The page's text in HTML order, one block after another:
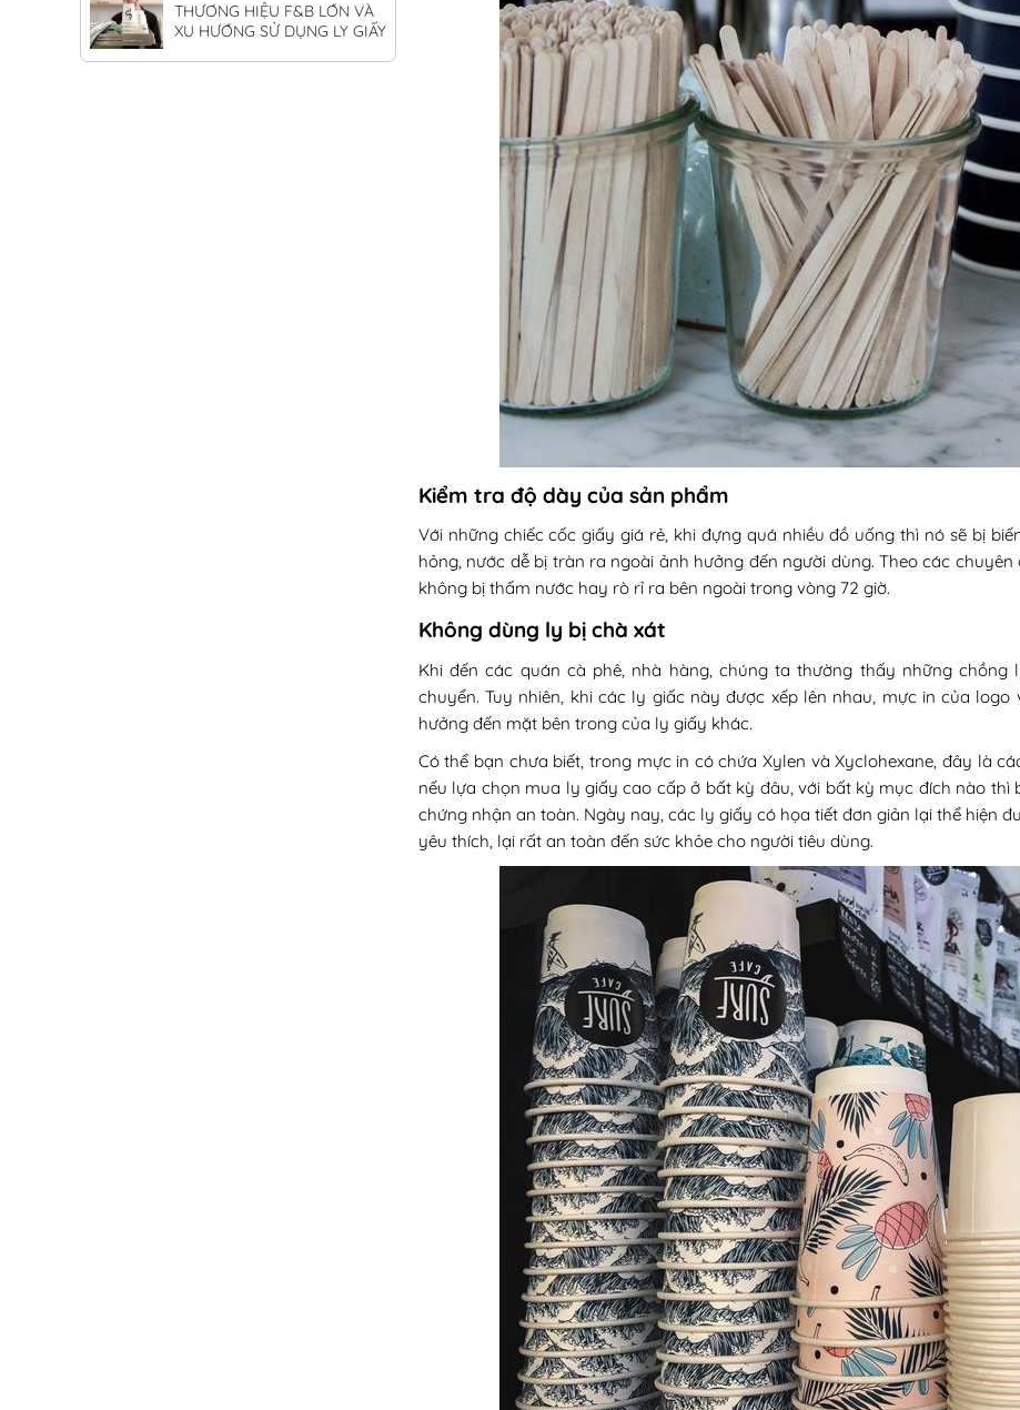
THƯƠNG HIỆU F&B LỚN VÀ
XU HƯỚNG SỬ DỤNG LY GIẤY
Kiểm tra độ dày của sản phẩm
Với những chiếc cốc giấy giá rẻ, khi đựng quá nhiều đồ uống thì nó sẽ bị
hỏng, nước dễ bị tràn ra ngoài ảnh hưởng đến người dùng. Theo các
không bị thấm nước hay rò rỉ ra bên ngoài trong vòng 72 giờ.
Không dùng ly bị chà xát
Khi đến các quán cà phê, nhà hàng, chúng ta thường thấy những
chuyển. Tuy nhiên, khi các ly giấc này được xếp lên nhau, mực in của
hưởng đến mặt bên trong của ly giấy khác.
Có thể bạn chưa biết, trong mực in có chứa Xylen và Xyclohexane, đây là
nếu lựa chọn mua ly giấy cao cấp ở bất kỳ đâu, với bất kỳ mục đích nào
chứng nhận an toàn. Ngày nay, các ly giấy có họa tiết đơn giản lại thể hiện
yêu thích, lại rất an toàn đến sức khỏe cho người tiêu dùng.